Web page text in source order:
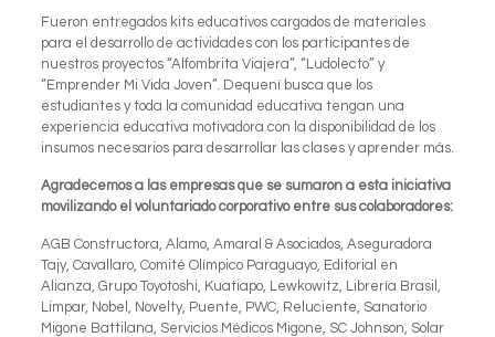
Fueron entregados kits educativos cargados de materiales
para el desarrollo de actividades con los participantes de
nuestros proyectos “Alfombrita Viajera”, “ Ludolecto” y
“ Emprender Mi Vida Joven”. Dequení busca que los
estudiantes y toda la comunidad educativa tengan una
experiencia educativa motivadora con la disponibilidad de los
insumos necesarios para desarrollar las clases y aprender más.
Agradecemos a las empresas que se sumaron a esta iniciativa
movilizando el voluntariado corporativo entre sus colaboradores:
AGB Constructora, Alamo, Amaral & Asociados, Aseguradora
Tajy, Cavallaro, Comité Olímpico Paraguayo, Editorial en
Alianza, Grupo Toyotoshi, Kuatiapo, Lewkowitz, Librería Brasil,
Limpar, Nobel, Novelty, Puente, PWC, Reluciente, Sanatorio
Migone Battilana, Servicios Médicos Migone, SC Johnson, Solar